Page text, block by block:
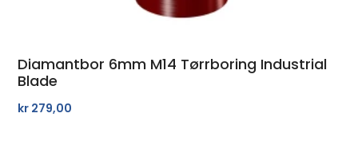
Diamantbor 6mm M14 Tørrboring Industrial
Blade
kr 279,00